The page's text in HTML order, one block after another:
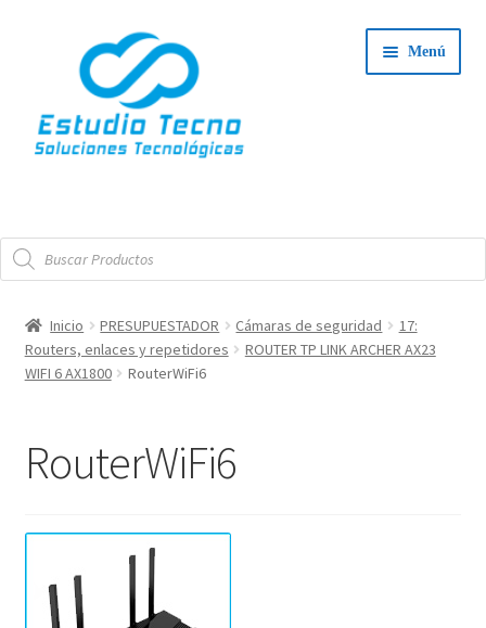
navegación
contenido
Menú
Tienda
menú
Servicio Técnico
Búsqueda
de
productos
Inicio PRESUPUESTADOR Cámaras de seguridad
17:
Routers, enlaces y repetidores
ROUTER TP LINK ARCHER AX23
WIFI 6 AX1800
RouterWiFi6
RouterWiFi6